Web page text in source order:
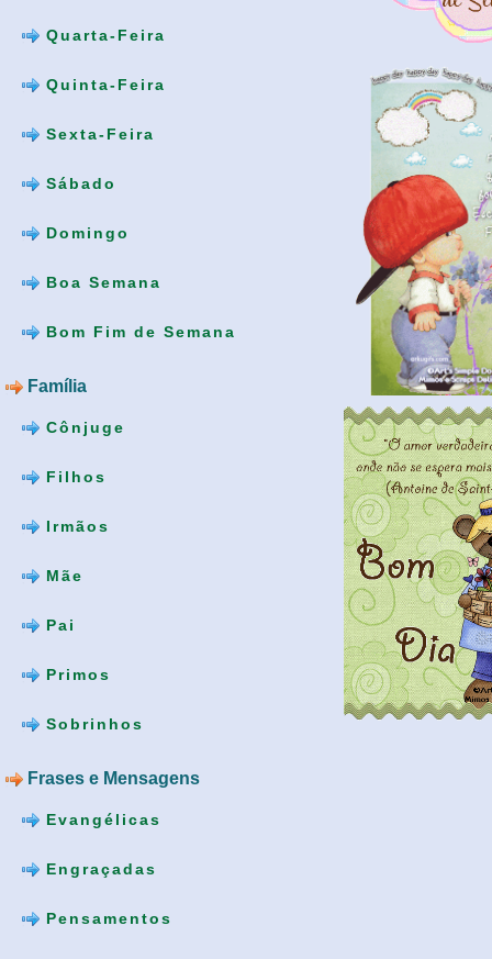
Quarta-Feira
Quinta-Feira
Sexta-Feira
Sábado
Domingo
Boa Semana
Bom Fim de Semana
Família
Cônjuge
Filhos
Irmãos
Mãe
Pai
Primos
Sobrinhos
Frases e Mensagens
Evangélicas
Engraçadas
Pensamentos